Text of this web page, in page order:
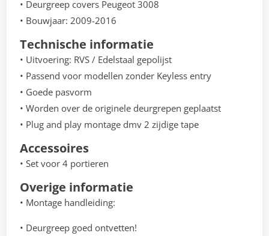
• Deurgreep covers Peugeot 3008
• Bouwjaar: 2009-2016
Technische informatie
• Uitvoering: RVS / Edelstaal gepolijst
• Passend voor modellen zonder Keyless entry
• Goede pasvorm
• Worden over de originele deurgrepen geplaatst
• Plug and play montage dmv 2 zijdige tape
Accessoires
• Set voor 4 portieren
Overige informatie
• Montage handleiding:
• Deurgreep goed ontvetten!